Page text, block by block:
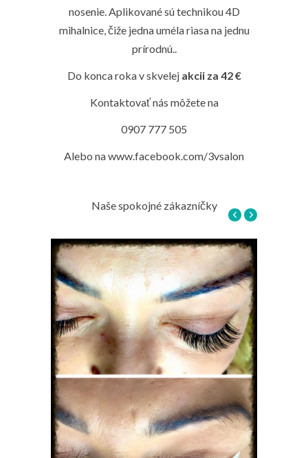
nosenie. Aplikované sú technikou 4D
mihalnice, čiže jedna uméla riasa na jednu
prírodnú..
Do konca roka v skvelej akcii za 42 €
Kontaktovať nás môžete na
0907 777 505
Alebo na www.facebook.com/3vsalon
Naše spokojné zákazníčky